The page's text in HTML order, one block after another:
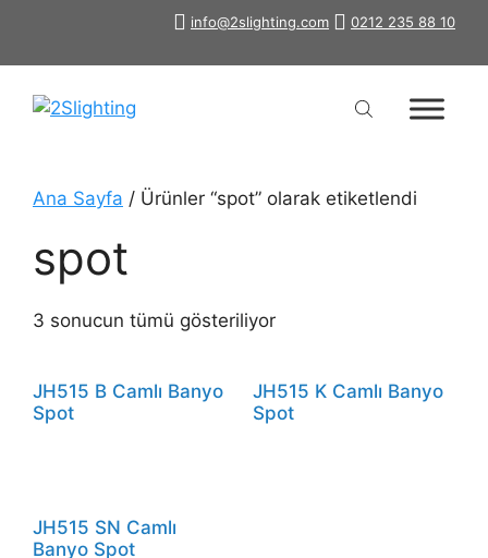
info@2slighting.com 0212 235 88 10
Ana Sayfa / Ürünler “spot” olarak etiketlendi
spot
3 sonucun tümü gösteriliyor
JH515 B Camlı Banyo
Spot
JH515 K Camlı Banyo
Spot
JH515 SN Camlı
Banyo Spot